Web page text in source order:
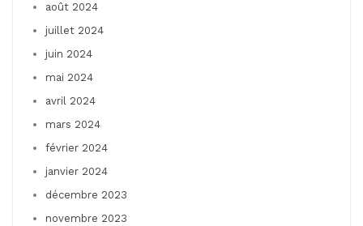
août 2024
juillet 2024
juin 2024
mai 2024
avril 2024
mars 2024
février 2024
janvier 2024
décembre 2023
novembre 2023